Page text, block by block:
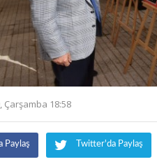
Çarşamba 18:58
Paylaş Twitter'da Paylaş